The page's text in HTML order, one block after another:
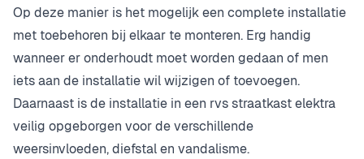
Op deze manier is het mogelijk een complete installatie
met toebehoren bij elkaar te monteren. Erg handig
wanneer er onderhoudt moet worden gedaan of men
iets aan de installatie wil wijzigen of toevoegen.
Daarnaast is de installatie in een rvs straatkast elektra
veilig opgeborgen voor de verschillende
weersinvloeden, diefstal en vandalisme.